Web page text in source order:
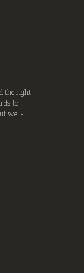
the right
to
well-